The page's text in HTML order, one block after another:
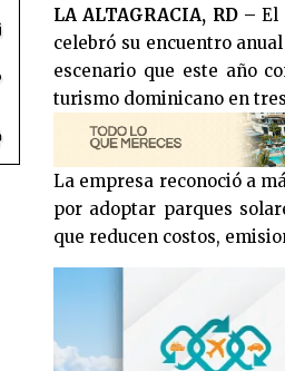
LA ALTAGRACIA, RD – El
celebró su encuentro
escenario que este año
turismo dominicano en
La empresa reconoció a
por adoptar parques
que reducen costos,